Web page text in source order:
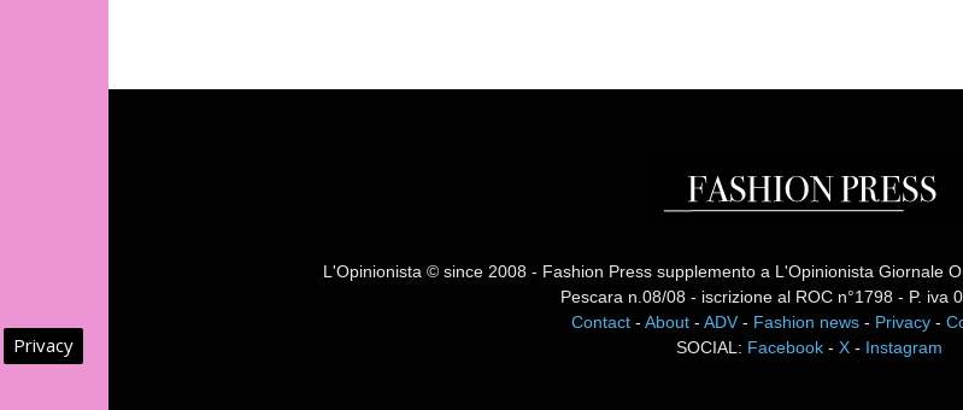
L'Opinionista © since 2008 - Fashion Press supplemento a L'Opinionista Giornale
Pescara n.08/08 - iscrizione al ROC n°1798 - P. iva
Contact- About- ADV- Fashion news- Privacy-
SOCIAL: Facebook -X - Instagram
Privacy